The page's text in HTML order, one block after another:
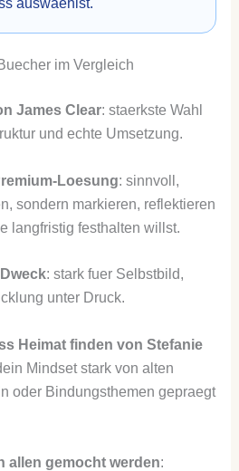
auswaehlst.
im Vergleich
James Clear: staerkste Wahl
und echte Umsetzung.
Loesung: sinnvoll,
sondern markieren, reflektieren
langfristig festhalten willst.
: stark fuer Selbstbild,
unter Druck.
Heimat finden von Stefanie
Mindset stark von alten
oder Bindungsthemen gepraegt
allen gemocht werden: